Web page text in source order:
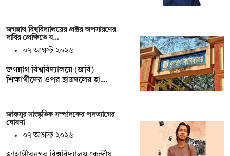
জগন্নাথ বিশ্ববিদ্যালয়ের প্রক্টর অপসারণের
দাবির প্রেক্ষিতে য…
০৭ আগস্ট ২০২৬
জগন্নাথ বিশ্ববিদ্যালয়ে (জবি)
শিক্ষার্থীদের ওপর ছাত্রদলের হা…
জাকসুর সাংস্কৃতিক সম্পাদকের পদত্যাগের
ঘোষণা
০৭ আগস্ট ২০২৬